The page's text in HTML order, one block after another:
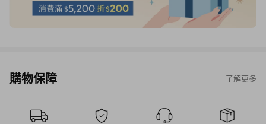
購物保障 了解更多